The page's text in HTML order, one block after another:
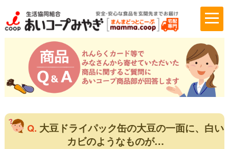
Q. 大豆ドライパック缶の大豆の一面に、白い
カビのようなものが…